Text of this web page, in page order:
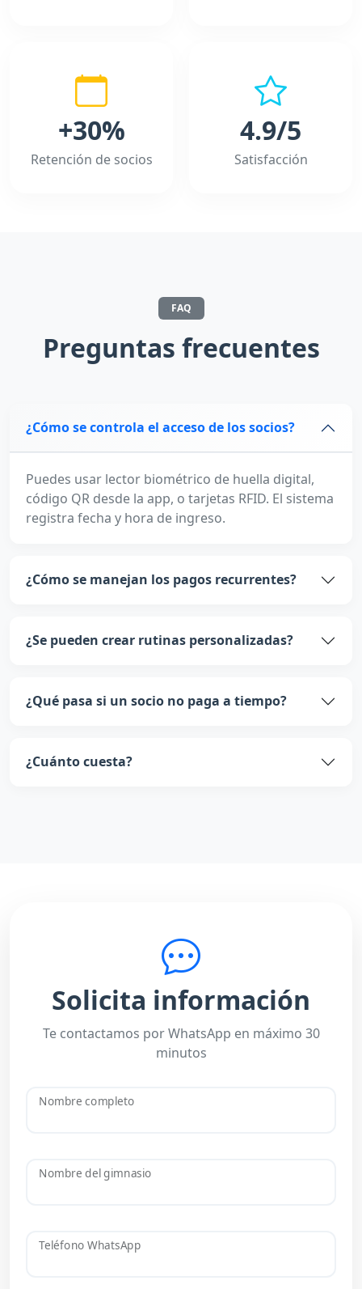
+30%
Retención de socios
4.9/5
Satisfacción
FAQ
Preguntas frecuentes
¿Cómo se controla el acceso de los socios?
Puedes usar lector biométrico de huella digital,
código QR desde la app, o tarjetas RFID. El sistema
registra fecha y hora de ingreso.
¿Cómo se manejan los pagos recurrentes?
¿Se pueden crear rutinas personalizadas?
¿Qué pasa si un socio no paga a tiempo?
¿Cuánto cuesta?
Solicita información
Te contactamos por WhatsApp en máximo 30
minutos
Nombre completo
Nombre del gimnasio
Teléfono WhatsApp